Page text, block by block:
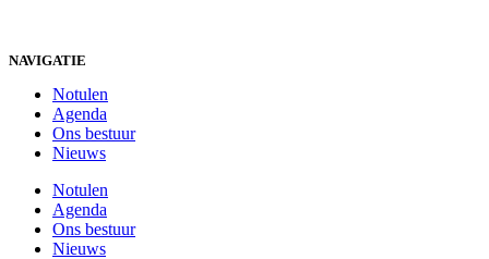
NAVIGATIE
Notulen
Agenda
Ons bestuur
Nieuws
Notulen
Agenda
Ons bestuur
Nieuws